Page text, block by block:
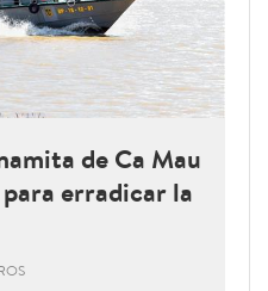
de Ca Mau
erradicar la